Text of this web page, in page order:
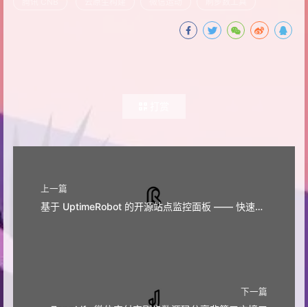
上一篇
基于 UptimeRobot 的开源站点监控面板 —— 快速上手与部署指南
下一篇